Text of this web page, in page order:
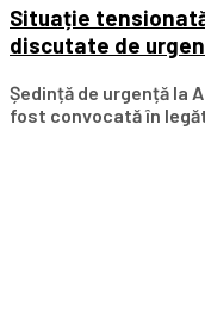
Situație
discutate de
Ședință de urgență la
fost convocată în